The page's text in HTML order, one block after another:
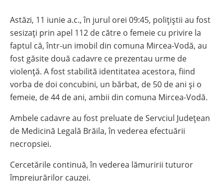
Astăzi, 11 iunie a.c., în jurul orei 09:45, polițiștii au fost
sesizați prin apel 112 de către o femeie cu privire la
faptul că, într-un imobil din comuna Mircea-Vodă, au
fost găsite două cadavre ce prezentau urme de
violență. A fost stabilită identitatea acestora, fiind
vorba de doi concubini, un bărbat, de 50 de ani și o
femeie, de 44 de ani, ambii din comuna Mircea-Vodă.
Ambele cadavre au fost preluate de Servciul Județean
de Medicină Legală Brăila, în vederea efectuării
necropsiei.
Cercetările continuă, în vederea lămuririi tuturor
împrejurărilor cauzei.